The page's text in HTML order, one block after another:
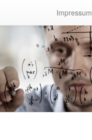
Impressum